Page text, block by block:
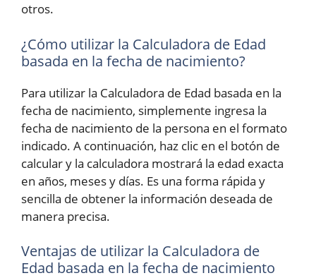
otros.
¿Cómo utilizar la Calculadora de Edad
basada en la fecha de nacimiento?
Para utilizar la Calculadora de Edad basada en la
fecha de nacimiento, simplemente ingresa la
fecha de nacimiento de la persona en el formato
indicado. A continuación, haz clic en el botón de
calcular y la calculadora mostrará la edad exacta
en años, meses y días. Es una forma rápida y
sencilla de obtener la información deseada de
manera precisa.
Ventajas de utilizar la Calculadora de
Edad basada en la fecha de nacimiento